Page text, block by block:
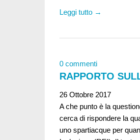
Leggi tutto →
0 commenti
RAPPORTO
26 Ottobre 2017
A che punto è la
cerca di rispondere la
uno spartiacque per